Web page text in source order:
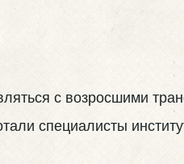
с возросшими
специалисты